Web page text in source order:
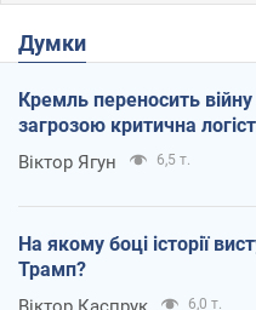
Думки
Кремль переносить
загрозою критична
Віктор Ягун 6,5 т.
На якому боці історії
Трамп?
6,0 т.